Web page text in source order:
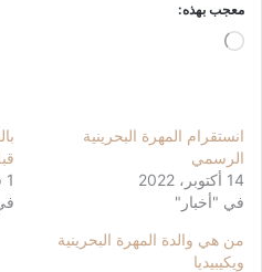
معجب بهذه:
جاري
انستقرام المهرة البحرينية
الرسمي
14 أكتوبر، 2022
في "أخبار"
1 فبراير، 2023
من هي والدة المهرة البحرينية
ويكيبيديا